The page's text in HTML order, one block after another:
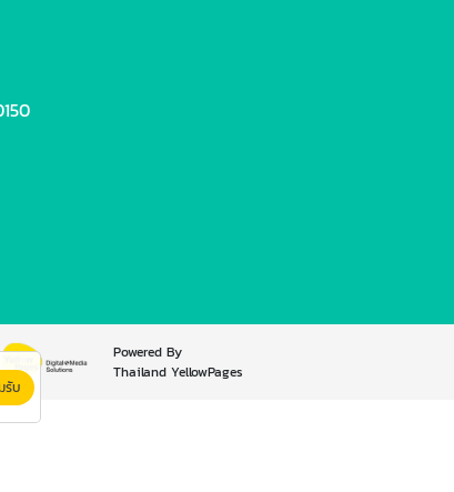
Powered By
Thailand YellowPages
รับ